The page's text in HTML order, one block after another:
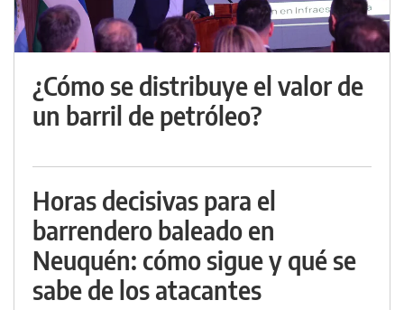
¿Cómo se distribuye el valor de
un barril de petróleo?
Horas decisivas para el
barrendero baleado en
Neuquén: cómo sigue y qué se
sabe de los atacantes